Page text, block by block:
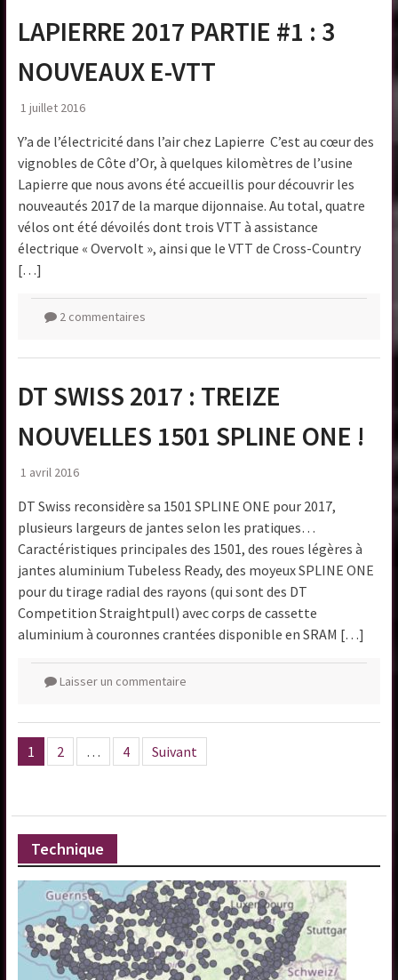
LAPIERRE 2017 PARTIE #1 : 3
NOUVEAUX E-VTT
1 juillet 2016
Y’a de l’électricité dans l’air chez Lapierre C’est au cœur des
vignobles de Côte d’Or, à quelques kilomètres de l’usine
Lapierre que nous avons été accueillis pour découvrir les
nouveautés 2017 de la marque dijonnaise. Au total, quatre
vélos ont été dévoilés dont trois VTT à assistance
électrique « Overvolt », ainsi que le VTT de Cross-Country
[…]
2 commentaires
DT SWISS 2017 : TREIZE
NOUVELLES 1501 SPLINE ONE !
1 avril 2016
DT Swiss reconsidère sa 1501 SPLINE ONE pour 2017,
plusieurs largeurs de jantes selon les pratiques…
Caractéristiques principales des 1501, des roues légères à
jantes aluminium Tubeless Ready, des moyeux SPLINE ONE
pour du tirage radial des rayons (qui sont des DT
Competition Straightpull) avec corps de cassette
aluminium à couronnes crantées disponible en SRAM […]
Laisser un commentaire
Pagination
des
1 2 … 4 Suivant
Technique